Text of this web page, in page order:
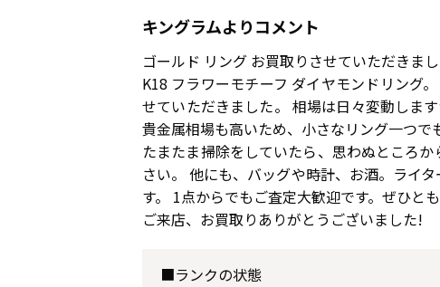
キングラムよりコメント
ゴールド リング お買取りさせていただきまし
K18 フラワーモチーフ ダイヤモンドリング
せていただきました。 相場は日々変動しま
貴金属相場も高いため、小さなリング一つで
たまたま掃除をしていたら、思わぬところ
さい。 他にも、バッグや時計、お酒。ライ
す。 1点からでもご査定大歓迎です。ぜひと
ご来店、お買取りありがとうございました!
■ランクの状態